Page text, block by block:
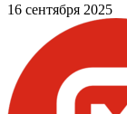
16 сентября 2025